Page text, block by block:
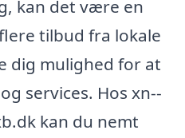
kan det være en
tilbud fra lokale
dig mulighed for at
services. Hos xn--
kan du nemt